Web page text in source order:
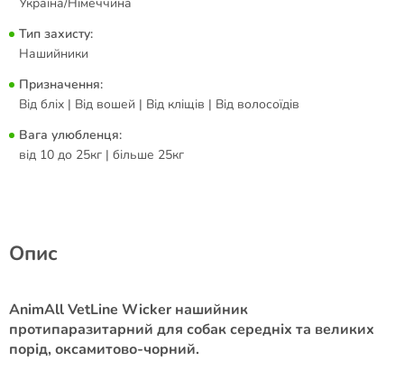
Тип захисту:
Нашийники
Призначення:
Від бліх | Від вошей | Від кліщів | Від волосоїдів
Вага улюбленця:
від 10 до 25кг | більше 25кг
Опис
AnimAll VetLine Wicker нашийник
протипаразитарний для собак середніх та великих
порід, оксамитово-чорний​.